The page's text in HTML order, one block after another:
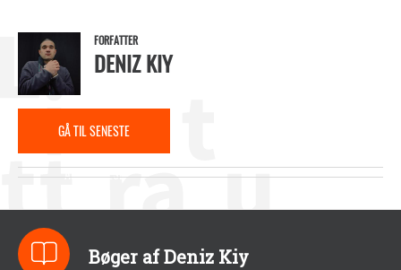
hovedindhold
GÅ TIL SENESTE
ANMELDELSE
FORFATTER
DENIZ KIY
Bøger af Deniz Kiy